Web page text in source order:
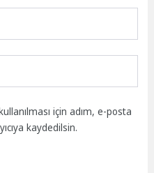
için adım, e-posta
kaydedilsin.